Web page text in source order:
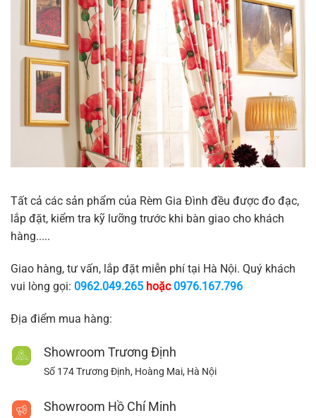
Tất cả các sản phẩm của Rèm Gia Đình đều được đo đạc,
lắp đặt, kiểm tra kỹ lưỡng trước khi bàn giao cho khách
hàng.....
Giao hàng, tư vấn, lắp đặt miễn phí tại Hà Nội. Quý khách
vui lòng gọi: 0962.049.265 hoặc0976.167.796
Địa điểm mua hàng:
Showroom Trương Định
Số 174 Trương Định, Hoàng Mai, Hà Nội
Showroom Hồ Chí Minh